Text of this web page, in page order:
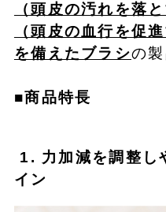
（頭皮の汚れを落
（頭皮の血行を促
を備えたブラシの
■商品特長
1. 力加減を調整し
イン